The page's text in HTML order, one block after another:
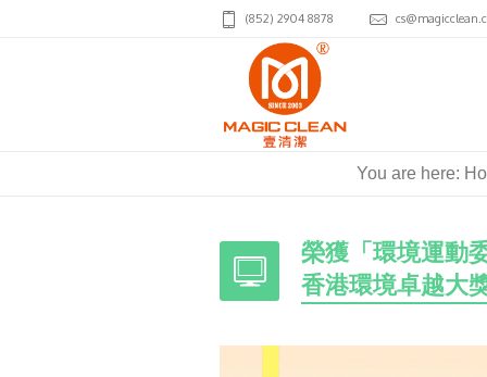
(852) 2904 8878
You are here:
榮獲「環境運動
香港環境卓越大